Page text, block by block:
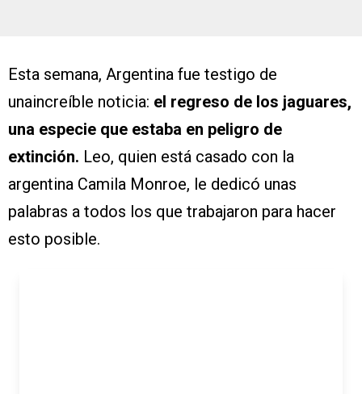
Esta semana, Argentina fue testigo de
unaincreíble noticia: el regreso de los jaguares,
una especie que estaba en peligro de
extinción. Leo, quien está casado con la
argentina Camila Monroe, le dedicó unas
palabras a todos los que trabajaron para hacer
esto posible.